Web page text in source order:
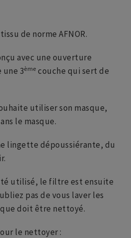
de norme AFNOR.
avec une ouverture
3ème couche qui sert de
utiliser son masque,
le masque.
lingette dépoussiérante, du
utilisé, le filtre est ensuite
pas de vous laver les
doit être nettoyé.
le nettoyer :